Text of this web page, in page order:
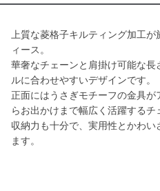
上質な菱格子キルティング加工
ィース。
華奢なチェーンと肩掛け可能な
ルに合わせやすいデザインです。
正面にはうさぎモチーフの金具
らお出かけまで幅広く活躍するチ
収納力も十分で、実用性とかわ
ます。